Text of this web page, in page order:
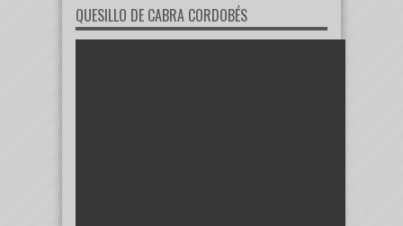
QUESILLO DE CABRA CORDOBÉS